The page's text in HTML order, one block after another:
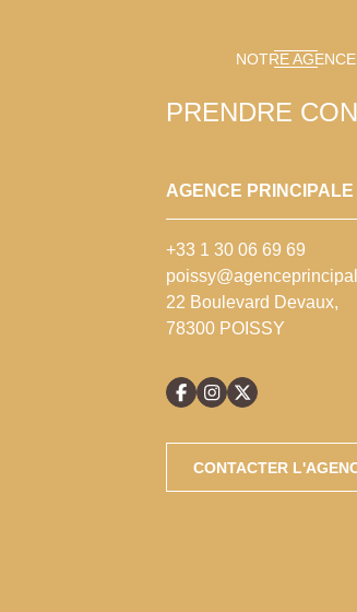
NOTRE AGENCE
PRENDRE
AGENCE PRINCIPALE
+33 1 30 06 69 69
22 Boulevard Devaux,
78300 POISSY
CONTACTER